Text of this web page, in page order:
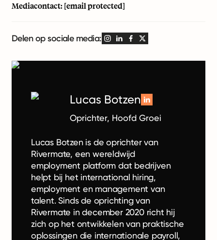
Mediacontact:[email protected]
Delen op sociale media:
Lucas Botzen
Oprichter, Hoofd Groei
Lucas Botzen is de oprichter van
Rivermate, een wereldwijd
employment platform dat bedrijven
helpt bij het international hiring,
employment en management van
talent. Sinds de oprichting van
Rivermate in december 2020 richt hij
zich op het ontwikkelen van praktische
oplossingen die internationale payroll,